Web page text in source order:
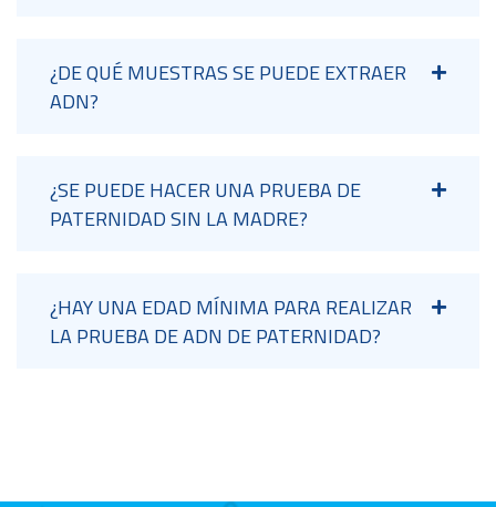
¿DE QUÉ MUESTRAS SE PUEDE EXTRAER
ADN?
¿SE PUEDE HACER UNA PRUEBA DE
PATERNIDAD SIN LA MADRE?
¿HAY UNA EDAD MÍNIMA PARA REALIZAR
LA PRUEBA DE ADN DE PATERNIDAD?